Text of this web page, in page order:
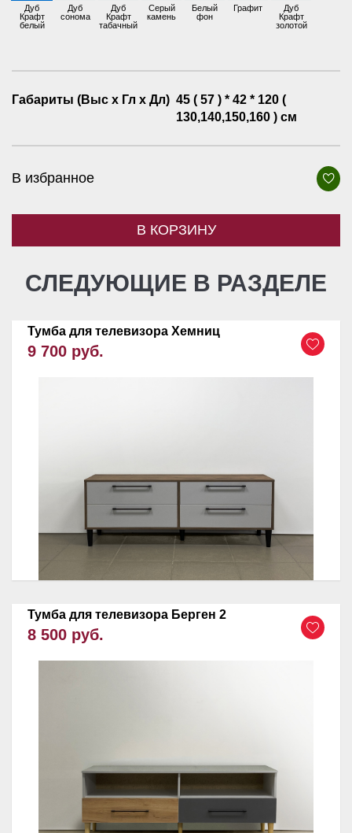
Дуб
Крафт
белый
Дуб
сонома
Дуб
Крафт
табачный
Серый
камень
Белый
фон
Графит Дуб
Крафт
золотой
Габариты (Выс х Гл х Дл) 45 ( 57 ) * 42 * 120 (
130,140,150,160 ) см
В избранное
В КОРЗИНУ
СЛЕДУЮЩИЕ В РАЗДЕЛЕ
Тумба для телевизора Хемниц
9 700 руб.
Тумба для телевизора Берген 2
8 500 руб.